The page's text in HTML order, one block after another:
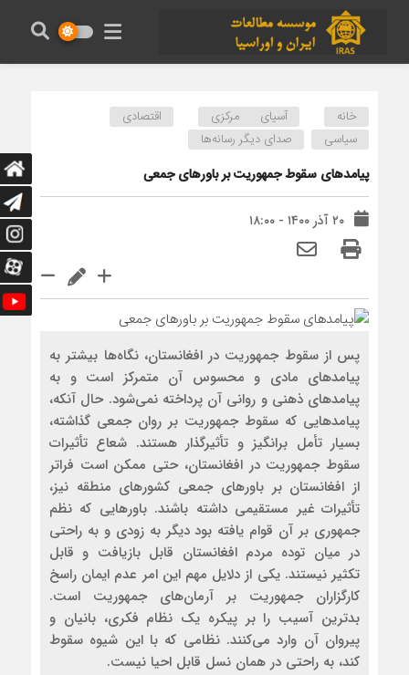
خانه آسیای مرکزی
اقتصادی
سیاسی
صدای دیگر رسانه‌ها
پیامدهای سقوط جمهوریت بر باورهای جمعی
۲۰ آذر ۱۴۰۰ - ۱۸:۰۰
پس از سقوط جمهوریت در افغانستان، نگاه‌ها بیشتر به
پیامدهای مادی و محسوس آن متمرکز است و به
پیامدهای ذهنی و روانی آن پرداخته نمی‌شود. حال ‌آنکه،
پیامدهایی که سقوط جمهوریت بر روان جمعی گذاشته،
بسیار تأمل برانگیز و تأثیرگذار هستند. شعاع تأثیرات
سقوط جمهوریت در افغانستان، حتی ممکن است فراتر
از افغانستان بر باورهای جمعی کشورهای منطقه نیز،
تأثیرات غیر مستقیمی داشته باشند. باورهایی که نظم
جمهوری بر آن قوام یافته بود دیگر به زودی و به راحتی
در میان توده مردم افغانستان قابل بازیافت و قابل
تکثیر نیستند. یکی از دلایل مهم این امر عدم ایمان راسخ
کارگزاران جمهوریت بر آرمان‌های جمهوریت است.
بدترین آسیب را بر پیکره یک نظام فکری، بانیان و
پیروان آن وارد می‌کنند. نظامی که با این شیوه سقوط
کند، به راحتی در همان نسل قابل احیا نیست.